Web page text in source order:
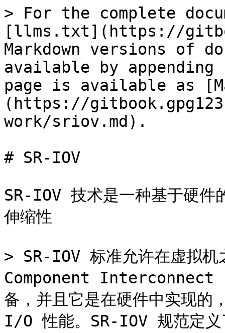
> For the complete
[llms.txt](https://
Markdown versions of
available by
page is available as
(https://
work/sriov.md).
# SR-IOV
SR-IOV 技术是一种基于硬件
伸缩性
> SR-IOV 标准允许在虚拟
Component Interconnect
备，并且它是在硬件中实现的
I/O 性能。SR-IOV 规范定义